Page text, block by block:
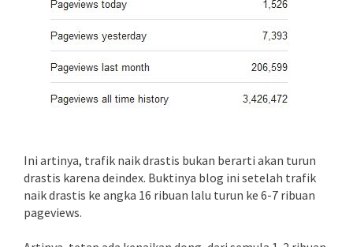
Ini artinya, trafik naik drastis bukan berarti akan turun
drastis karena deindex. Buktinya blog ini setelah trafik
naik drastis ke angka 16 ribuan lalu turun ke 6-7 ribuan
pageviews.